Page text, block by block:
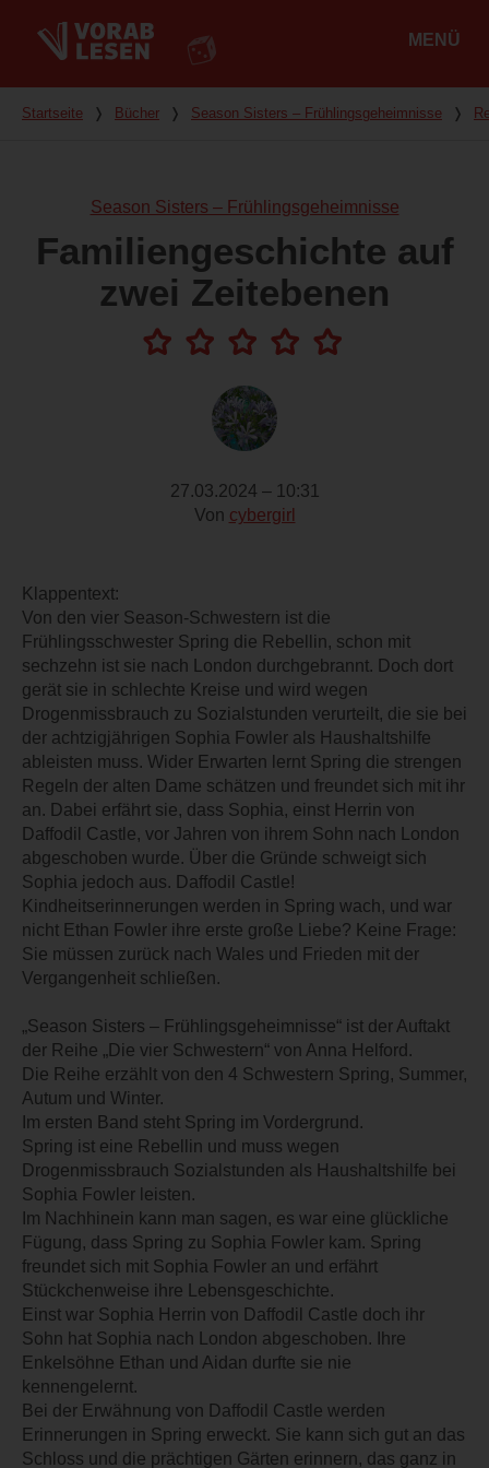
MENÜ
Du bist hier
Startseite ❭ Bücher ❭ Season Sisters – Frühlingsgeheimnisse ❭
Season Sisters – Frühlingsgeheimnisse
Familiengeschichte auf
zwei Zeitebenen
27.03.2024 – 10:31
Von cybergirl
Klappentext:
Von den vier Season-Schwestern ist die
Frühlingsschwester Spring die Rebellin, schon mit
sechzehn ist sie nach London durchgebrannt. Doch dort
gerät sie in schlechte Kreise und wird wegen
Drogenmissbrauch zu Sozialstunden verurteilt, die sie bei
der achtzigjährigen Sophia Fowler als Haushaltshilfe
ableisten muss. Wider Erwarten lernt Spring die strengen
Regeln der alten Dame schätzen und freundet sich mit ihr
an. Dabei erfährt sie, dass Sophia, einst Herrin von
Daffodil Castle, vor Jahren von ihrem Sohn nach London
abgeschoben wurde. Über die Gründe schweigt sich
Sophia jedoch aus. Daffodil Castle!
Kindheitserinnerungen werden in Spring wach, und war
nicht Ethan Fowler ihre erste große Liebe? Keine Frage:
Sie müssen zurück nach Wales und Frieden mit der
Vergangenheit schließen.
„Season Sisters – Frühlingsgeheimnisse“ ist der Auftakt
der Reihe „Die vier Schwestern“ von Anna Helford.
Die Reihe erzählt von den 4 Schwestern Spring, Summer,
Autum und Winter.
Im ersten Band steht Spring im Vordergrund.
Spring ist eine Rebellin und muss wegen
Drogenmissbrauch Sozialstunden als Haushaltshilfe bei
Sophia Fowler leisten.
Im Nachhinein kann man sagen, es war eine glückliche
Fügung, dass Spring zu Sophia Fowler kam. Spring
freundet sich mit Sophia Fowler an und erfährt
Stückchenweise ihre Lebensgeschichte.
Einst war Sophia Herrin von Daffodil Castle doch ihr
Sohn hat Sophia nach London abgeschoben. Ihre
Enkelsöhne Ethan und Aidan durfte sie nie
kennengelernt.
Bei der Erwähnung von Daffodil Castle werden
Erinnerungen in Spring erweckt. Sie kann sich gut an das
Schloss und die prächtigen Gärten erinnern, das ganz in